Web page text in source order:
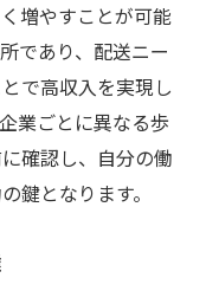
増やすことが可能
であり、配送ニー
で高収入を実現し
業ごとに異なる歩
確認し、自分の働
鍵となります。